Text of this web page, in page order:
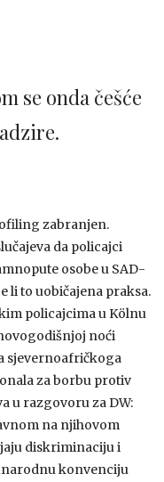
se onda češće
zabranjen.
da policajci
osobe u SAD-
li to uobičajena praksa.
policajcima u Kölnu
noći
sjevernoafričkoga
za borbu protiv
u razgovoru za DW:
na njihovom
diskriminaciju i
konvenciju